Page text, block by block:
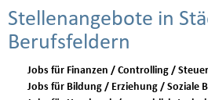
Stellenangebote in
Berufsfeldern